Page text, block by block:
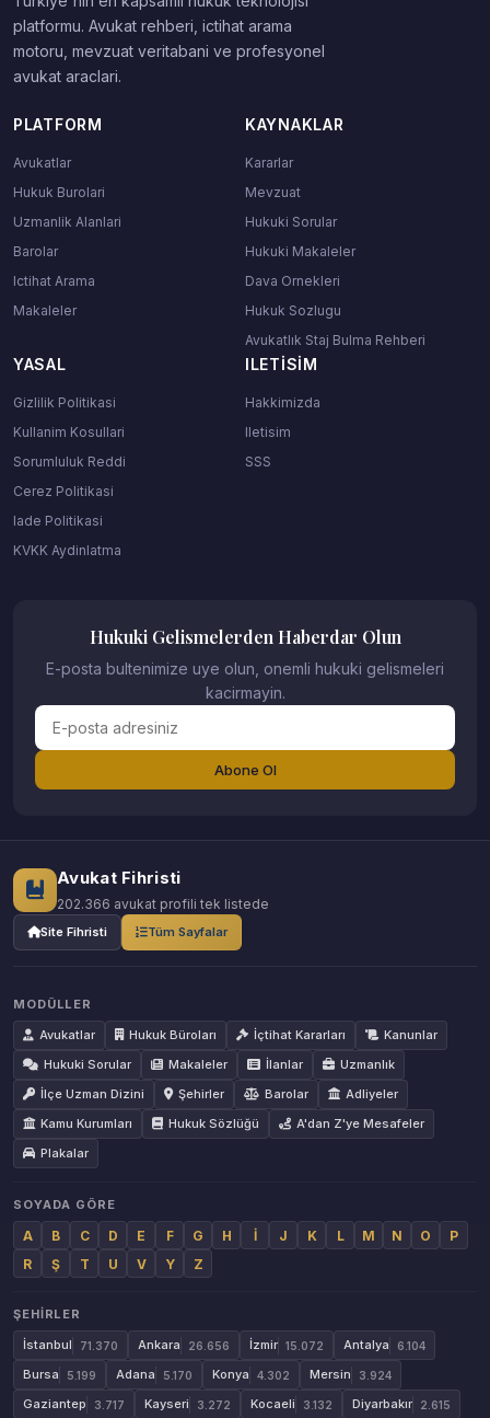
platformu. Avukat rehberi, ictihat arama
motoru, mevzuat veritabani ve profesyonel
avukat araclari.
PLATFORM
Avukatlar
Hukuk Burolari
Uzmanlik Alanlari
Barolar
Ictihat Arama
Makaleler
KAYNAKLAR
Kararlar
Mevzuat
Hukuki Sorular
Hukuki Makaleler
Dava Ornekleri
Hukuk Sozlugu
Avukatlık Staj Bulma Rehberi
YASAL
Gizlilik Politikasi
Kullanim Kosullari
Sorumluluk Reddi
Cerez Politikasi
Iade Politikasi
KVKK Aydinlatma
ILETISIM
Hakkimizda
Iletisim
SSS
Hukuki Gelismelerden Haberdar Olun
E-posta bultenimize uye olun, onemli hukuki gelismeleri
kacirmayin.
Abone Ol
Avukat Fihristi
202.366 avukat profili tek listede
Site Fihristi Tüm Sayfalar
MODÜLLER
Avukatlar
Hukuk Büroları İçtihat Kararları
Kanunlar
Hukuki Sorular
Makaleler İlanlar
Uzmanlık
İlçe Uzman Dizini
Şehirler Barolar
Adliyeler
Kamu Kurumları
Hukuk Sözlüğü
A'dan Z'ye Mesafeler
Plakalar
SOYADA GÖRE
A B C D E F G H İ J K L M N O
P
R
Ş T U V Y Z
ŞEHIRLER
İstanbul
71.370 Ankara 26.656 İzmir 15.072 Antalya 6.104
Bursa 5.199 Adana 5.170 Konya 4.302 Mersin 3.924
Gaziantep 3.717 Kayseri 3.272 Kocaeli 3.132 Diyarbakır 2.615